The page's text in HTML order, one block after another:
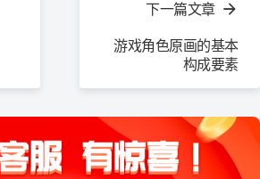
下一篇文章
游戏角色原画的基本
构成要素